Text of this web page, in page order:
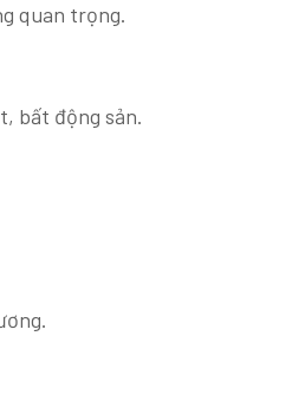
quan trọng.
bất động sản.